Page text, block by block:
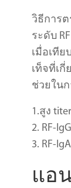
วิธีการต
ระดับ
เมื่อเทีย
เท็จที่เ
ช่วยใน
1.สูง
2. RF-
3. RF-
แอ